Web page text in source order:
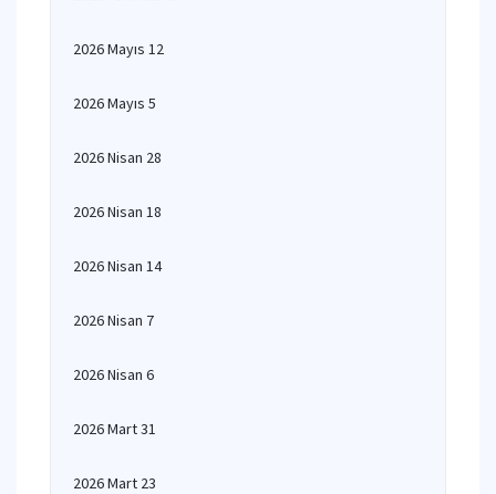
2026 Mayıs 12
2026 Mayıs 5
2026 Nisan 28
2026 Nisan 18
2026 Nisan 14
2026 Nisan 7
2026 Nisan 6
2026 Mart 31
2026 Mart 23